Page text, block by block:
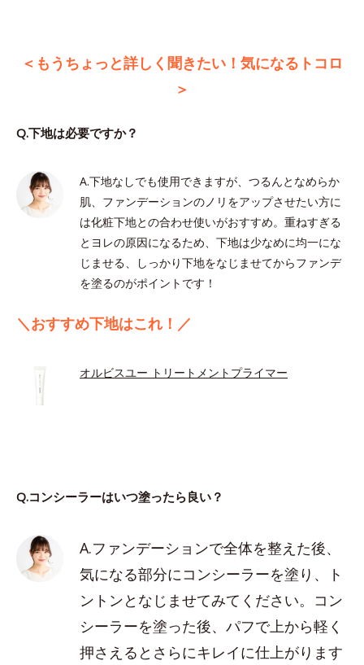
＜もうちょっと詳しく聞きたい！気になるトコロ
＞
Q.下地は必要ですか？
A.下地なしでも使用できますが、つるんとなめらか
肌、ファンデーションのノリをアップさせたい方に
は化粧下地との合わせ使いがおすすめ。重ねすぎる
とヨレの原因になるため、下地は少なめに均一にな
じませる、しっかり下地をなじませてからファンデ
を塗るのがポイントです！
＼おすすめ下地はこれ！／
オルビスユー トリートメントプライマー
Q.コンシーラーはいつ塗ったら良い？
A.ファンデーションで全体を整えた後、
気になる部分にコンシーラーを塗り、ト
ントンとなじませてみてください。コン
シーラーを塗った後、パフで上から軽く
押さえるとさらにキレイに仕上がります